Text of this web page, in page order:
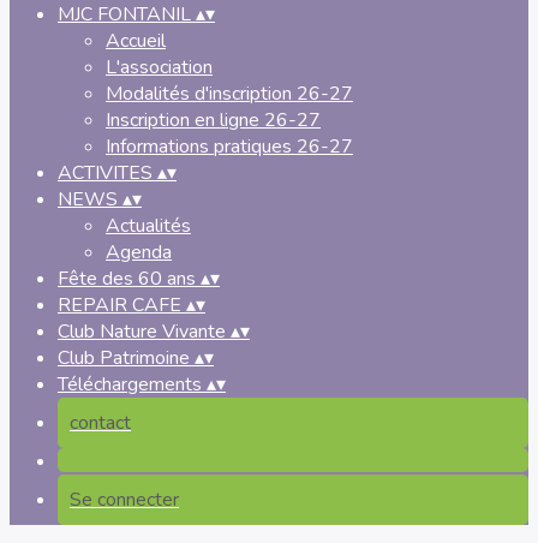
MJC FONTANIL▴▾
Accueil
L'association
Modalités d'inscription 26-27
Inscription en ligne 26-27
Informations pratiques 26-27
ACTIVITES ▴▾
NEWS ▴▾
Actualités
Agenda
Fête des 60 ans ▴▾
REPAIR CAFE ▴▾
Club Nature Vivante ▴▾
Club Patrimoine ▴▾
Téléchargements ▴▾
contact
Se connecter